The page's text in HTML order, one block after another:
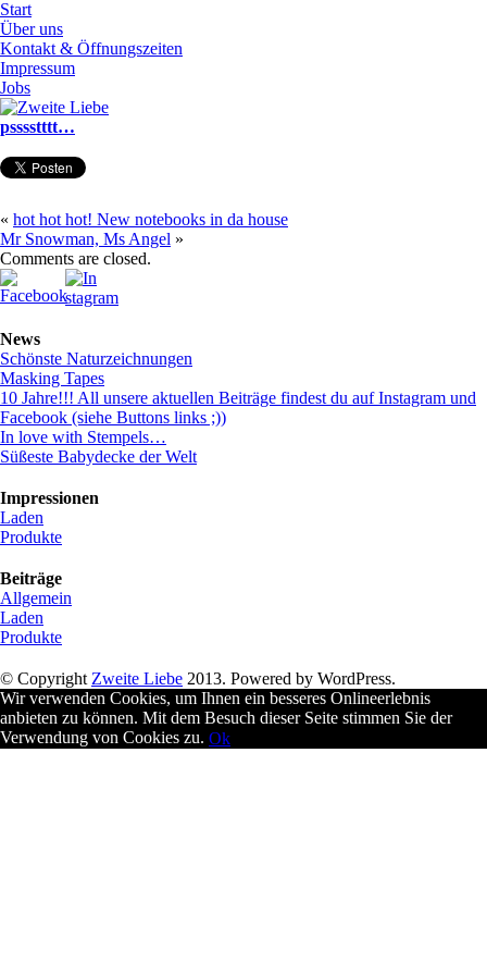
Start
Über uns
Kontakt & Öffnungszeiten
Impressum
Jobs
psssstttt…
« hot hot hot! New notebooks in da house
Mr Snowman, Ms Angel »
Comments are closed.
News
Schönste Naturzeichnungen
Masking Tapes
10 Jahre!!! All unsere aktuellen Beiträge findest du auf Instagram und
Facebook (siehe Buttons links ;))
In love with Stempels…
Süßeste Babydecke der Welt
Impressionen
Laden
Produkte
Beiträge
Allgemein
Laden
Produkte
© Copyright Zweite Liebe 2013. Powered by WordPress.
Wir verwenden Cookies, um Ihnen ein besseres Onlineerlebnis
anbieten zu können. Mit dem Besuch dieser Seite stimmen Sie der
Verwendung von Cookies zu. Ok